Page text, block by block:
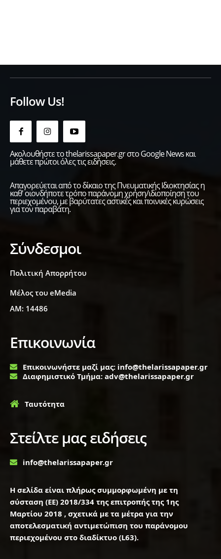
Follow Us!
Ακολουθήστε το thelarissapaper.gr στο Google News και
μάθετε πρώτοι όλες τις ειδήσεις.
Απαγορεύεται από το δίκαιο της Πνευματικής Ιδιοκτησίας η
καθ' οιονδήποτε τρόπο παράνομη χρήση/ιδιοποίηση του
περιεχομένου, με βαρύτατες αστικές και ποινικές κυρώσεις
για τον παραβάτη.
Σύνδεσμοι
Πολιτική Απορρήτου
Μέλος του eMedia
ΑΜ: 14486
Επικοινωνία
Επικοινωνήστε μαζί μας: info@thelarissapaper.gr
Διαφημιστικό Τμήμα: adv@thelarissapaper.gr
Ταυτότητα
Στείλτε μας ειδήσεις
info@thelarissapaper.gr
Η σελίδα είναι πλήρως συμμορφωμένη με τη
σύσταση (ΕΕ) 2018/334 της επιτροπής της 1ης
Μαρτίου 2018 , σχετικά με τα μέτρα για την
αποτελεσματική αντιμετώπιση του παράνομου
περιεχομένου στο διαδίκτυο (L63).